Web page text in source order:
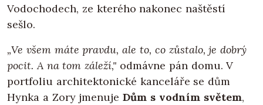
Vodochodech, ze kterého nakonec naštěstí
sešlo.
„Ve všem máte pravdu, ale to, co zůstalo, je dobrý
pocit. A na tom záleží," odmávne pán domu. V
portfoliu architektonické kanceláře se dům
Hynka a Zory jmenujeDům s vodním světem,